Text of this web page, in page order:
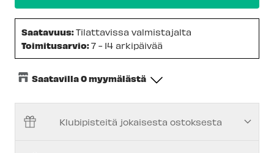
Saatavuus:Tilattavissa valmistajalta
Toimitusarvio:7 - 14 arkipäivää
Saatavilla 0 myymälästä
Keskusvarasto-Tilapäisesti loppu
Espoon Myymälä-Tilapäisesti loppu
Klubipisteitä jokaisesta ostoksesta